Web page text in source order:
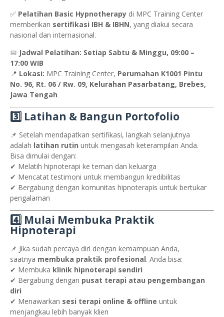
✅ Pelatihan Basic Hypnotherapy di MPC Training Center
memberikan sertifikasi IBH & IBHN, yang diakui secara
nasional dan internasional.
📅 Jadwal Pelatihan: Setiap Sabtu & Minggu, 09:00 –
17:00 WIB
📍 Lokasi: MPC Training Center, Perumahan K1001 Pintu
No. 96, Rt. 06 / Rw. 09, Kelurahan Pasarbatang, Brebes,
Jawa Tengah
3️⃣ Latihan & Bangun Portofolio
📌 Setelah mendapatkan sertifikasi, langkah selanjutnya
adalah latihan rutin untuk mengasah keterampilan Anda.
Bisa dimulai dengan:
✔ Melatih hipnoterapi ke teman dan keluarga
✔ Mencatat testimoni untuk membangun kredibilitas
✔ Bergabung dengan komunitas hipnoterapis untuk bertukar
pengalaman
4️⃣ Mulai Membuka Praktik
Hipnoterapi
📌 Jika sudah percaya diri dengan kemampuan Anda,
saatnya membuka praktik profesional. Anda bisa:
✔ Membuka klinik hipnoterapi sendiri
✔ Bergabung dengan pusat terapi atau pengembangan
diri
✔ Menawarkan sesi terapi online & offline untuk
menjangkau lebih banyak klien